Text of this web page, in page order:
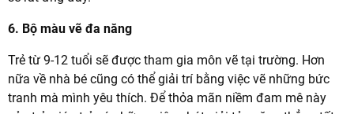
6. Bộ màu vẽ đa năng
Trẻ từ 9-12 tuổi sẽ được tham gia môn vẽ tại trường. Hơn
nữa về nhà bé cũng có thể giải trí bằng việc vẽ những bức
tranh mà mình yêu thích. Để thỏa mãn niềm đam mê này